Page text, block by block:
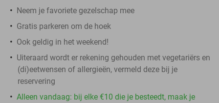
Neem je favoriete gezelschap mee
Gratis parkeren om de hoek
Ook geldig in het weekend!
Uiteraard wordt er rekening gehouden met vegetariërs en
(di)eetwensen of allergieën, vermeld deze bij je
reservering
Alleen vandaag: bij elke €10 die je besteedt, maak je